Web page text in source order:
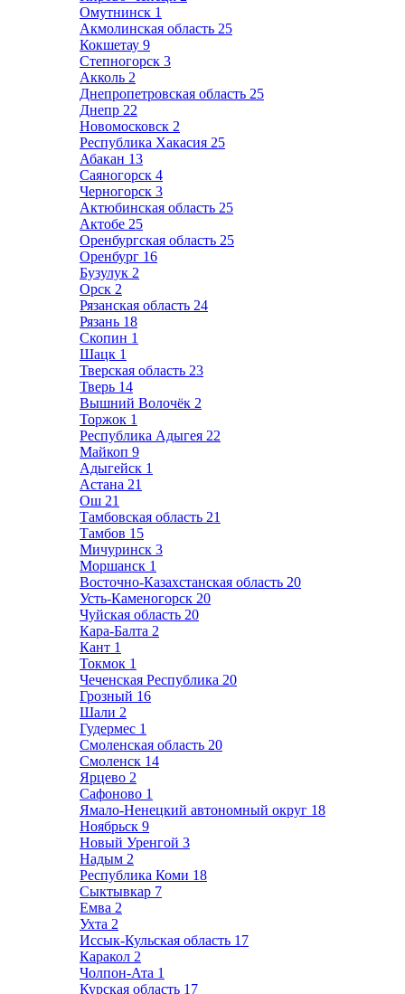
Омутнинск 1
Акмолинская область 25
Кокшетау 9
Степногорск 3
Акколь 2
Днепропетровская область 25
Днепр 22
Новомосковск 2
Республика Хакасия 25
Абакан 13
Саяногорск 4
Черногорск 3
Актюбинская область 25
Актобе 25
Оренбургская область 25
Оренбург 16
Бузулук 2
Орск 2
Рязанская область 24
Рязань 18
Скопин 1
Шацк 1
Тверская область 23
Тверь 14
Вышний Волочёк 2
Торжок 1
Республика Адыгея 22
Майкоп 9
Адыгейск 1
Астана 21
Ош 21
Тамбовская область 21
Тамбов 15
Мичуринск 3
Моршанск 1
Восточно-Казахстанская область 20
Усть-Каменогорск 20
Чуйская область 20
Кара-Балта 2
Кант 1
Токмок 1
Чеченская Республика 20
Грозный 16
Шали 2
Гудермес 1
Смоленская область 20
Смоленск 14
Ярцево 2
Сафоново 1
Ямало-Ненецкий автономный округ 18
Ноябрьск 9
Новый Уренгой 3
Надым 2
Республика Коми 18
Сыктывкар 7
Емва 2
Ухта 2
Иссык-Кульская область 17
Каракол 2
Чолпон-Ата 1
Курская область 17